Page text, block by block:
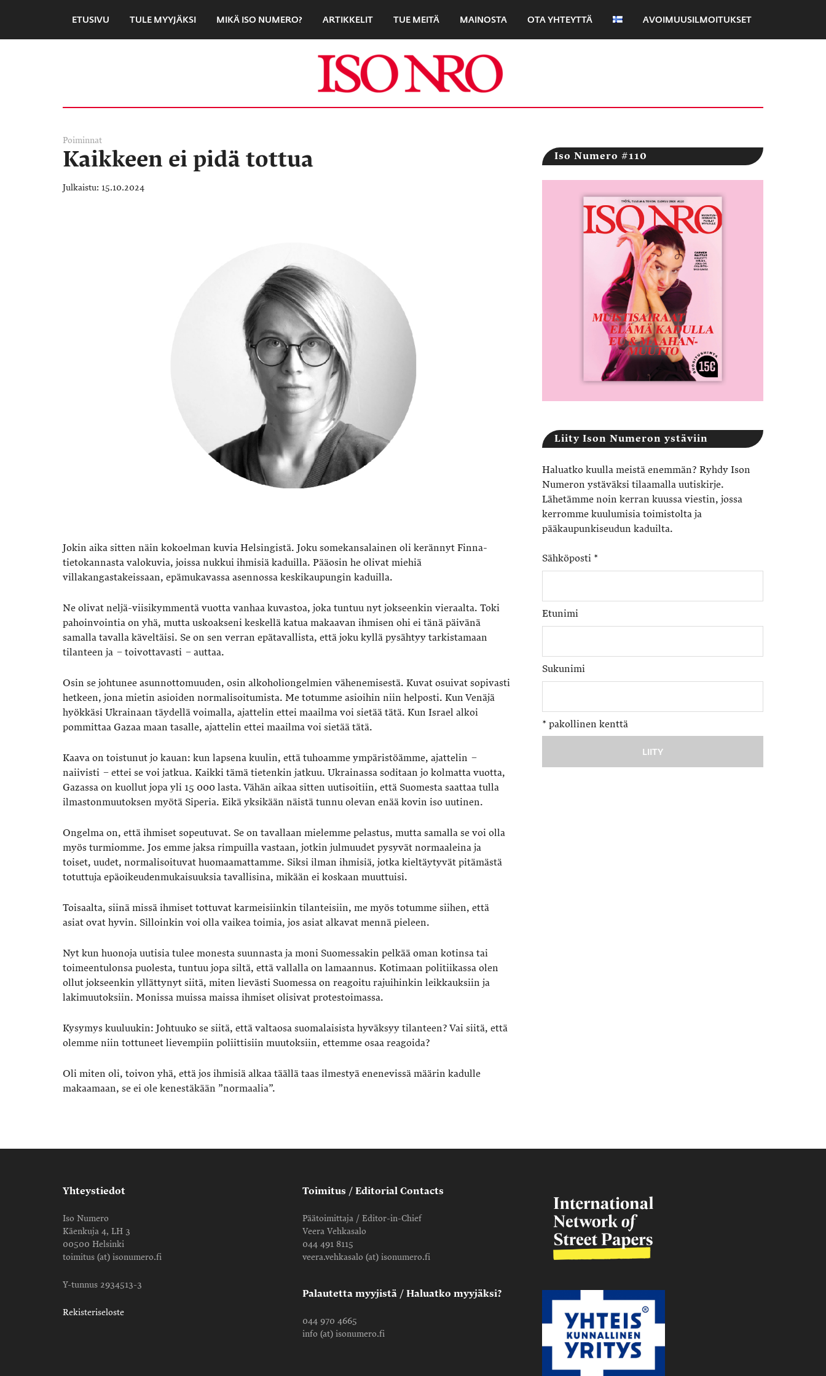
ETUSIVU TULE MYYJÄKSI MIKÄ ISO NUMERO? ARTIKKELIT TUE MEITÄ MAINOSTA OTA YHTEYTTÄ AVOIMUUSILMOITUKSET
Poiminnat
Kaikkeen ei pidä tottua
15.10.2024
Jokin aika sitten näin kokoelman kuvia Helsingistä. Joku somekansalainen oli kerännyt Finna-
tietokannasta valokuvia, joissa nukkui ihmisiä kaduilla. Pääosin he olivat miehiä
villakangastakeissaan, epämukavassa asennossa keskikaupungin kaduilla.
Ne olivat neljä-viisikymmentä vuotta vanhaa kuvastoa, joka tuntuu nyt jokseenkin vieraalta. Toki
pahoinvointia on yhä, mutta uskoakseni keskellä katua makaavan ihmisen ohi ei tänä päivänä
samalla tavalla käveltäisi. Se on sen verran epätavallista, että joku kyllä pysähtyy tarkistamaan
tilanteen ja − toivottavasti − auttaa.
Osin se johtunee asunnottomuuden, osin alkoholiongelmien vähenemisestä. Kuvat osuivat sopivasti
hetkeen, jona mietin asioiden normalisoitumista. Me totumme asioihin niin helposti. Kun Venäjä
hyökkäsi Ukrainaan täydellä voimalla, ajattelin ettei maailma voi sietää tätä. Kun Israel alkoi
pommittaa Gazaa maan tasalle, ajattelin ettei maailma voi sietää tätä.
Kaava on toistunut jo kauan: kun lapsena kuulin, että tuhoamme ympäristöämme, ajattelin −
naiivisti − ettei se voi jatkua. Kaikki tämä tietenkin jatkuu. Ukrainassa soditaan jo kolmatta vuotta,
Gazassa on kuollut jopa yli 15 000 lasta. Vähän aikaa sitten uutisoitiin, että Suomesta saattaa tulla
ilmastonmuutoksen myötä Siperia. Eikä yksikään näistä tunnu olevan enää kovin iso uutinen.
Ongelma on, että ihmiset sopeutuvat. Se on tavallaan mielemme pelastus, mutta samalla se voi olla
myös turmiomme. Jos emme jaksa rimpuilla vastaan, jotkin julmuudet pysyvät normaaleina ja
toiset, uudet, normalisoituvat huomaamattamme. Siksi ilman ihmisiä, jotka kieltäytyvät pitämästä
totuttuja epäoikeudenmukaisuuksia tavallisina, mikään ei koskaan muuttuisi.
Toisaalta, siinä missä ihmiset tottuvat karmeisiinkin tilanteisiin, me myös totumme siihen, että
asiat ovat hyvin. Silloinkin voi olla vaikea toimia, jos asiat alkavat mennä pieleen.
Nyt kun huonoja uutisia tulee monesta suunnasta ja moni Suomessakin pelkää oman kotinsa tai
toimeentulonsa puolesta, tuntuu jopa siltä, että vallalla on lamaannus. Kotimaan politiikassa olen
ollut jokseenkin yllättynyt siitä, miten lievästi Suomessa on reagoitu rajuihinkin leikkauksiin ja
lakimuutoksiin. Monissa muissa maissa ihmiset olisivat protestoimassa.
Kysymys kuuluukin: Johtuuko se siitä, että valtaosa suomalaisista hyväksyy tilanteen? Vai siitä, että
olemme niin tottuneet lievempiin poliittisiin muutoksiin, ettemme osaa reagoida?
Oli miten oli, toivon yhä, että jos ihmisiä alkaa täällä taas ilmestyä enenevissä määrin kadulle
makaamaan, se ei ole kenestäkään ”normaalia”.
Iso Numero #110
Liity Ison Numeron ystäviin
Haluatko kuulla meistä enemmän? Ryhdy Ison
Numeron ystäväksi tilaamalla uutiskirje.
Lähetämme noin kerran kuussa viestin, jossa
kerromme kuulumisia toimistolta ja
pääkaupunkiseudun kaduilta.
Sähköposti *
Etunimi
Sukunimi
* pakollinen kenttä
Yhteystiedot
Iso Numero
Käenkuja 4, LH 3
00500 Helsinki
toimitus (at) isonumero.fi
Y-tunnus 2934513-3
Rekisteriseloste
Toimitus / Editorial Contacts
Päätoimittaja / Editor-in-Chief
Veera Vehkasalo
044 491 8115
veera.vehkasalo (at) isonumero.fi
Palautetta myyjistä / Haluatko myyjäksi?
044 970 4665
info (at) isonumero.fi